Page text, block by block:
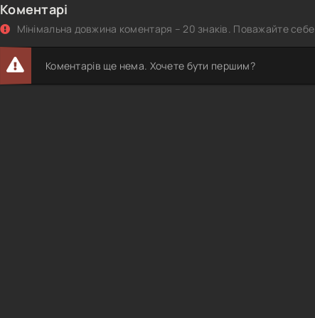
Коментарі
Мінімальна довжина коментаря – 20 знаків. Поважайте себе
Коментарів ще нема. Хочете бути першим?